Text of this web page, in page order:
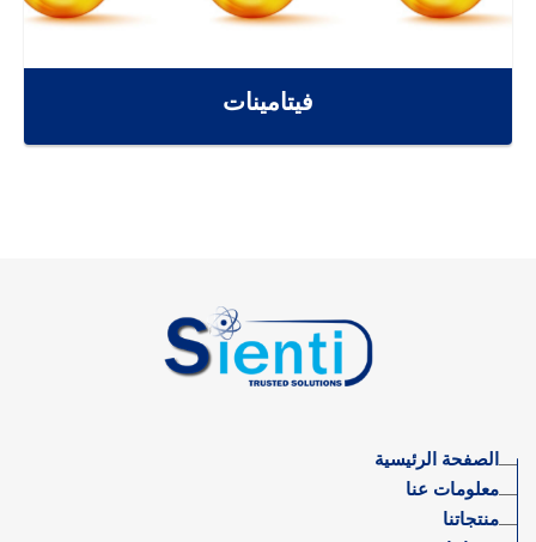
فيتامينات
الصفحة الرئيسية
معلومات عنا
منتجاتنا